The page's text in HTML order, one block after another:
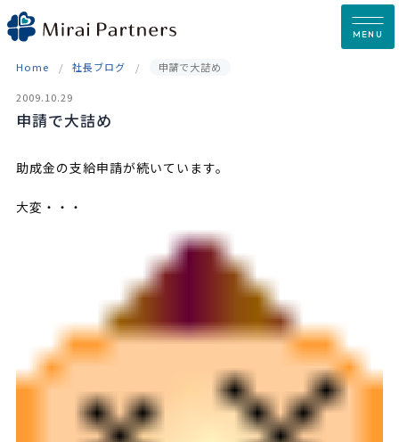
Skip
to
MENU
Home 社長ブログ 申請で大詰め
2009.10.29
申請で大詰め
助成金の支給申請が続いています。
大変・・・